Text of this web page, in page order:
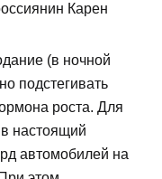
Карен
(в ночной
подстегивать
роста. Для
в настоящий
автомобилей на